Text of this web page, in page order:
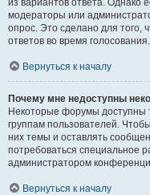
из вариантов ответа. Однако
модераторы или
опрос. Это сделано для того,
ответов во время голосования.
Вернуться к началу
Почему мне недоступны
Некоторые форумы доступны
группам пользователей.
них темы и оставлять
потребоваться специальное
администратором
Вернуться к началу